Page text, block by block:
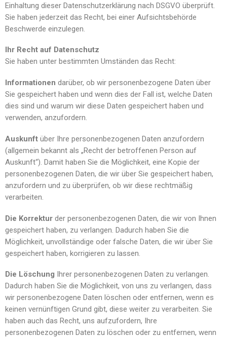
Einhaltung dieser Datenschutzerklärung nach DSGVO überprüft.
Sie haben jederzeit das Recht, bei einer Aufsichtsbehörde
Beschwerde einzulegen.
Ihr Recht auf Datenschutz
Sie haben unter bestimmten Umständen das Recht:
Informationen darüber, ob wir personenbezogene Daten über
Sie gespeichert haben und wenn dies der Fall ist, welche Daten
dies sind und warum wir diese Daten gespeichert haben und
verwenden, anzufordern.
Auskunft über Ihre personenbezogenen Daten anzufordern
(allgemein bekannt als „Recht der betroffenen Person auf
Auskunft“). Damit haben Sie die Möglichkeit, eine Kopie der
personenbezogenen Daten, die wir über Sie gespeichert haben,
anzufordern und zu überprüfen, ob wir diese rechtmäßig
verarbeiten.
Die Korrektur der personenbezogenen Daten, die wir von Ihnen
gespeichert haben, zu verlangen. Dadurch haben Sie die
Möglichkeit, unvollständige oder falsche Daten, die wir über Sie
gespeichert haben, korrigieren zu lassen.
Die Löschung Ihrer personenbezogenen Daten zu verlangen.
Dadurch haben Sie die Möglichkeit, von uns zu verlangen, dass
wir personenbezogene Daten löschen oder entfernen, wenn es
keinen vernünftigen Grund gibt, diese weiter zu verarbeiten. Sie
haben auch das Recht, uns aufzufordern, Ihre
personenbezogenen Daten zu löschen oder zu entfernen, wenn